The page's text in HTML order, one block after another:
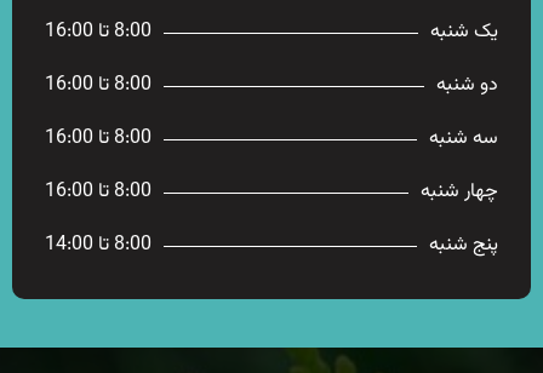
یک شنبه
8:00 تا 16:00
دو شنبه
8:00 تا 16:00
سه شنبه
8:00 تا 16:00
چهار شنبه
8:00 تا 16:00
پنج شنبه
8:00 تا 14:00